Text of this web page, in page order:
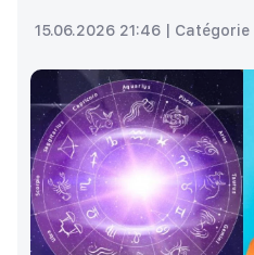
15.06.2026 21:46 | Catégorie